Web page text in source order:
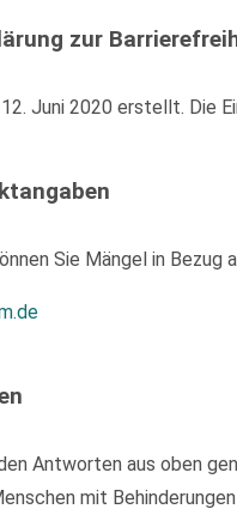
zur
12. Juni 2020 erstellt. Die
Sie Mängel in
Antworten aus oben
mit